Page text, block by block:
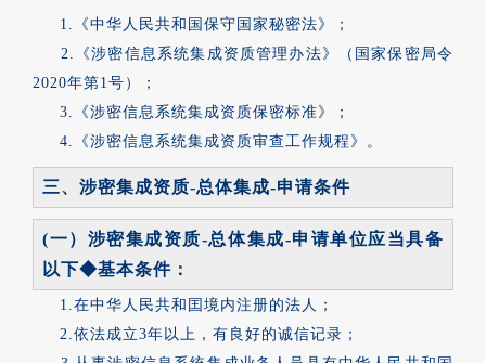
1.《中华人民共和国保守国家秘密法》；
2.《涉密信息系统集成资质管理办法》（国家保密局令
2020年第1号）；
3.《涉密信息系统集成资质保密标准》；
4.《涉密信息系统集成资质审查工作规程》。
三、涉密集成资质-总体集成-申请条件
(一）涉密集成资质-总体集成-申请单位应当具备
以下◆基本条件：
1.在中华人民共和囯境内注册的法人；
2.依法成立3年以上，有良好的诚信记录；